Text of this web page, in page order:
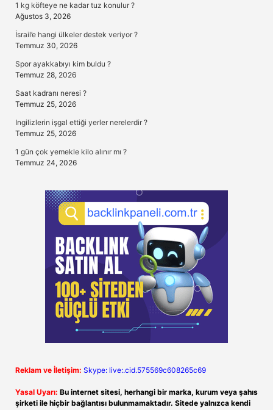
1 kg köfteye ne kadar tuz konulur ?
Ağustos 3, 2026
İsrail’e hangi ülkeler destek veriyor ?
Temmuz 30, 2026
Spor ayakkabıyı kim buldu ?
Temmuz 28, 2026
Saat kadranı neresi ?
Temmuz 25, 2026
Ingilizlerin işgal ettiği yerler nerelerdir ?
Temmuz 25, 2026
1 gün çok yemekle kilo alınır mı ?
Temmuz 24, 2026
Reklam ve İletişim: Skype: live:.cid.575569c608265c69
Yasal Uyarı: Bu internet sitesi, herhangi bir marka, kurum veya şahıs
şirketi ile hiçbir bağlantısı bulunmamaktadır. Sitede yalnızca kendi